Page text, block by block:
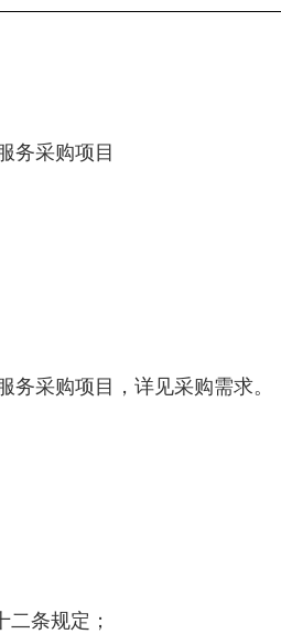
务采购项目
务采购项目 ， 详见采购需求。
条规定；